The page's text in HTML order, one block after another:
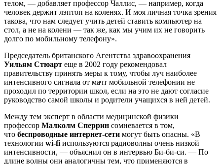
телом, — добавляет профессор Чаллис, — например, когда
человек держит лэптоп на коленях. И моя личная точка зрения
такова, что нам следует учить детей ставить компьютер на
стол, а не на колени — так же, как мы учим их не говорить
долго по мобильному телефону».
Председатель британского Агентства здравоохранения
Уильям Стюарт еще в 2002 году рекомендовал
правительству принять меры к тому, чтобы луч наиболее
интенсивного сигнала от мачт мобильной телефонии не
проходил по территории школ, если на это не дают согласие
руководство самой школы и родители учащихся в ней детей.
Между тем эксперт в области медицинской физики
профессор Малколм Сперрин сомневается в том,
что беспроводные интернет-сети могут быть опасны. «В
технологии wi-fi используются радиоволны очень низкой
интенсивности, — объяснил он в интервью Би-би-си. — По
длине волны они аналогичны тем, что применяются в